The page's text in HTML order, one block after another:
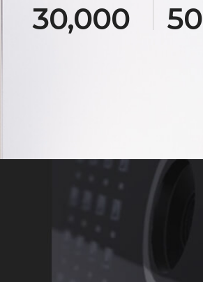
30,000